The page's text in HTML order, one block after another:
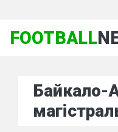
FOOTBALL
Байкало-